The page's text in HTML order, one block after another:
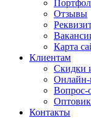
Отзывы
Карта
Клиентам
Скидки
Онлайн-
Вопрос-
Контакты